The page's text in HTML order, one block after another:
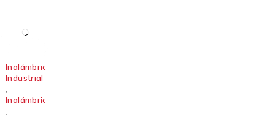
Inalámbrico
Industrial
Inalámbricos